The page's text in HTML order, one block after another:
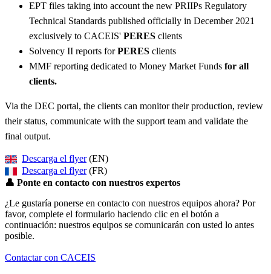
EPT files taking into account the new PRIIPs Regulatory
Technical Standards published officially in December 2021
exclusively to CACEIS' PERES clients
Solvency II reports forPERES clients
MMF reporting dedicated to Money Market Funds for all
clients.
Via the DEC portal, the clients can monitor their production, review
their status, communicate with the support team and validate the
final output.
Descarga el flyer(EN)
Descarga el flyer(FR)
👤 Ponte en contacto con nuestros expertos
¿Le gustaría ponerse en contacto con nuestros equipos ahora? Por
favor, complete el formulario haciendo clic en el botón a
continuación: nuestros equipos se comunicarán con usted lo antes
posible.
Contactar con CACEIS